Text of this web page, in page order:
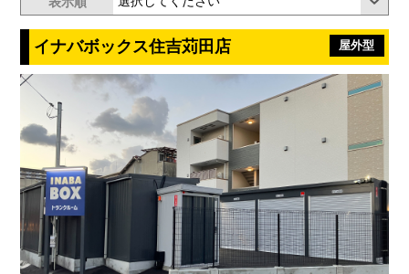
イナバボックス住吉苅田店 屋外型